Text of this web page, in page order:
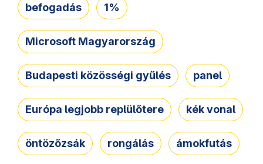
befogadás 1%
Microsoft Magyarország
Budapesti közösségi gyűlés panel
Európa legjobb replülőtere kék vonal
öntözőzsák rongálás ámokfutás